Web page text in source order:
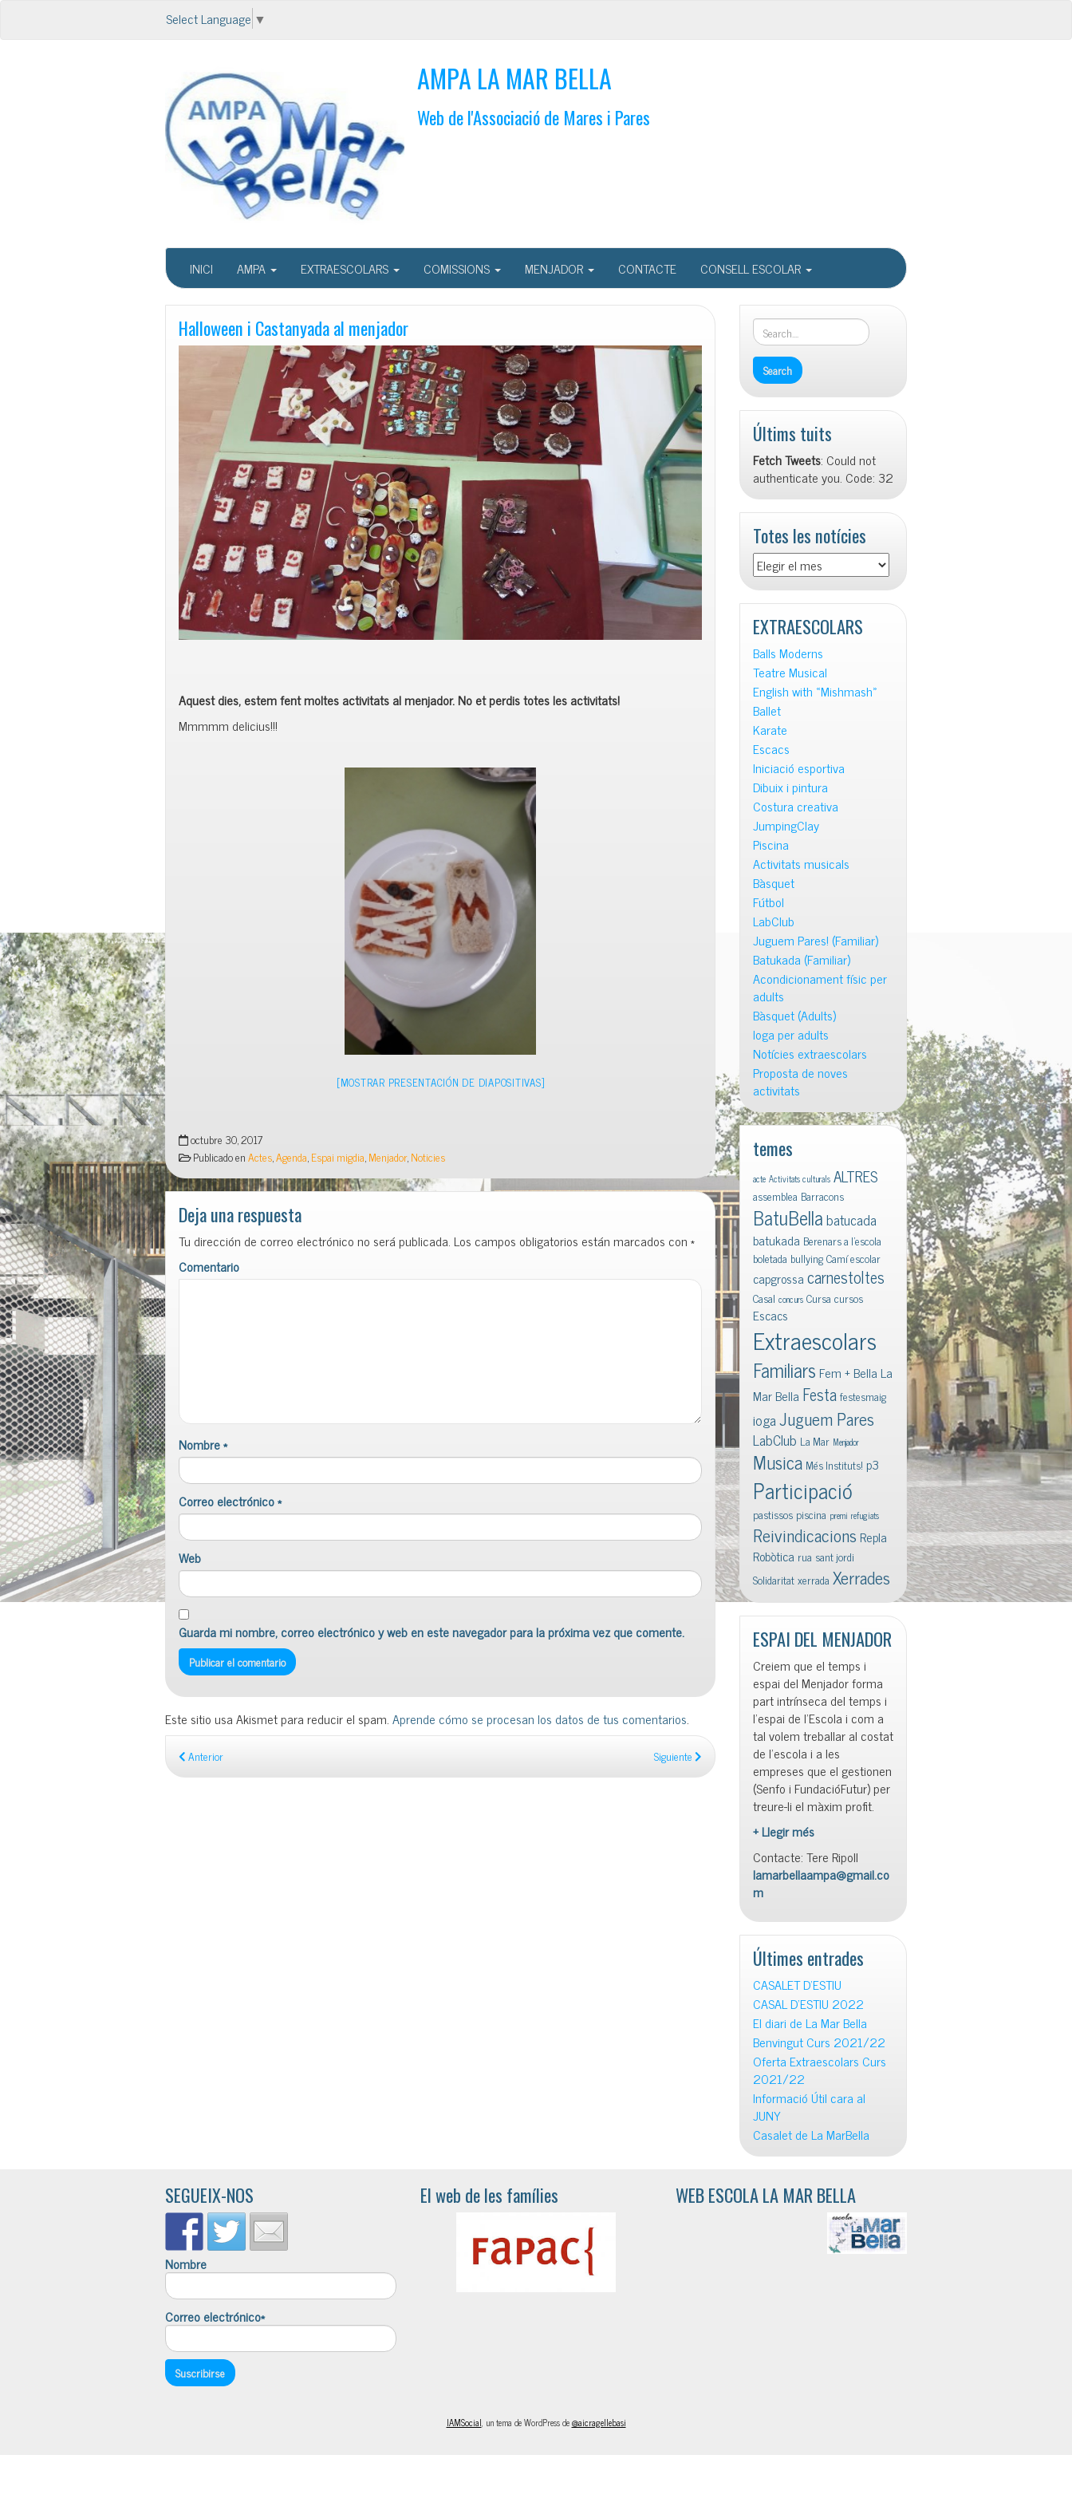
Select Language ▼
AMPA LA MAR BELLA
Web de l'Associació de Mares i Pares
INICI AMPA EXTRAESCOLARS COMISSIONS MENJADOR CONTACTE CONSELL ESCOLAR
Halloween i Castanyada al menjador
Aquest dies, estem fent moltes activitats al menjador. No et perdis totes les activitats!
Mmmmm delicius!!!
[MOSTRAR PRESENTACIÓN DE DIAPOSITIVAS]
octubre 30, 2017
Publicado enActes,Agenda,Espai migdia,Menjador,Noticies
Deja una respuesta
Tu dirección de correo electrónico no será publicada. Los campos obligatorios están marcados con*
Comentario
Nombre*
Correo electrónico*
Web
Guarda mi nombre, correo electrónico y web en este navegador para la próxima vez que comente.
Este sitio usa Akismet para reducir el spam.Aprende cómo se procesan los datos de tus comentarios.
Anterior Siguiente
Últims tuits
Fetch Tweets: Could not
authenticate you. Code: 32
Totes les notícies
Totes
les
notícies
EXTRAESCOLARS
Balls Moderns
Teatre Musical
English with «Mishmash»
Ballet
Karate
Escacs
Iniciació esportiva
Dibuix i pintura
Costura creativa
JumpingClay
Piscina
Activitats musicals
Bàsquet
Fútbol
LabClub
Juguem Pares! (Familiar)
Batukada (Familiar)
Acondicionament físic per
adults
Bàsquet (Adults)
Ioga per adults
Notícies extraescolars
Proposta de noves
activitats
temes
acte Activitats culturals ALTRES
assemblea Barracons
BatuBellabatucada
batukada Berenars a l'escola
boletada bullyingCamí escolar
capgrossacarnestoltes
Casal concurs Cursa cursos
Escacs
Extraescolars
Familiars Fem + Bella La
Mar Bella Festafestesmaig
iogaJuguem Pares
LabClub La Mar Menjador
Musica Més Instituts! p3
Participació
pastissos piscina premi refugiats
Reivindicacions Repla
Robòtica rua sant jordi
Solidaritatxerrada Xerrades
ESPAI DEL MENJADOR
Creiem que el temps i
espai del Menjador forma
part intrínseca del temps i
l’espai de l’Escola i com a
tal volem treballar al costat
de l’escola i a les
empreses que el gestionen
(Senfo i FundacióFutur) per
treure-li el màxim profit.
+ Llegir més
Contacte: Tere Ripoll
lamarbellaampa@gmail.co
m
Últimes entrades
CASALET D’ESTIU
CASAL D’ESTIU 2022
El diari de La Mar Bella
Benvingut Curs 2021/22
Oferta Extraescolars Curs
2021/22
Informació Útil cara al
JUNY
Casalet de La MarBella
SEGUEIX-NOS
Nombre
Correo electrónico*
El web de les famílies WEB ESCOLA LA MAR BELLA
IAMSocial, un tema de WordPress de@aicragellebasi